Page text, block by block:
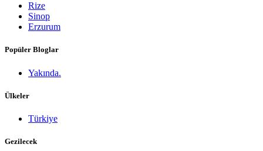
Rize
Sinop
Erzurum
Popüler Bloglar
Yakında.
Ülkeler
Türkiye
Gezilecek